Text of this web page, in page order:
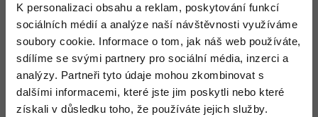
K personalizaci obsahu a reklam, poskytování funkcí
sociálních médií a analýze naší návštěvnosti využíváme
soubory cookie. Informace o tom, jak náš web používáte,
sdílíme se svými partnery pro sociální média, inzerci a
analýzy. Partneři tyto údaje mohou zkombinovat s
dalšími informacemi, které jste jim poskytli nebo které
získali v důsledku toho, že používáte jejich služby.
Odpovídá na Michal Štěpánek
Filip Peterek 14.7.2015 13:01
http://i60.tinypic.com/2q9vwjn.jpg
takhle vypadají ty tabulky ve spojení se zakázkou. Z každé z
tabulek si pomocí dotazu a výrazů umím spočítat cenu za díly a za
úkony na zakázce. Ale jen každou zvlášť. Problém byl v sečtení
celkové ceny. Když jsem na zakázce neměl použité díly, nemohl
jsem nic sečíst. Snažil jsem se to řešit i podmínkami, ale pokud